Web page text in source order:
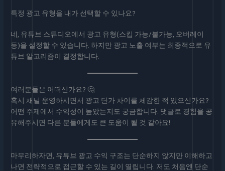
특정 광고 유형을 내가 선택할 수 있나요?
네, 유튜브 스튜디오에서 광고 유형(스킵 가능/불가능, 오버레이
등)을 설정할 수 있습니다. 하지만 광고 노출 여부는 최종적으로 유
튜브 알고리즘이 결정합니다.
여러분들은 어떠신가요? 🤔
혹시 채널 운영하시면서 광고 단가 차이를 체감한 적 있으신가요?
어떤 주제에서 수익성이 높았는지도 궁금합니다. 댓글로 경험을 공
유해주시면 다른 분들에게도 큰 도움이 될 것 같아요!
마무리하자면, 유튜브 광고 수익 구조는 단순하지 않지만 이해하고
나면 전략적으로 접근할 수 있는 길이 열립니다. 저도 처음엔 단순